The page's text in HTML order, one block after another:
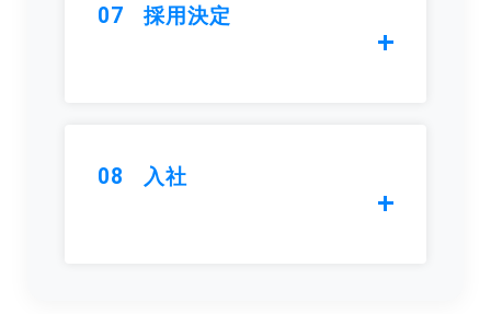
07 採用決定
08 入社